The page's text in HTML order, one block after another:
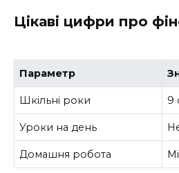
Цікаві цифри про
Параметр
Шкільні роки 9
Уроки на день
Домашня робота